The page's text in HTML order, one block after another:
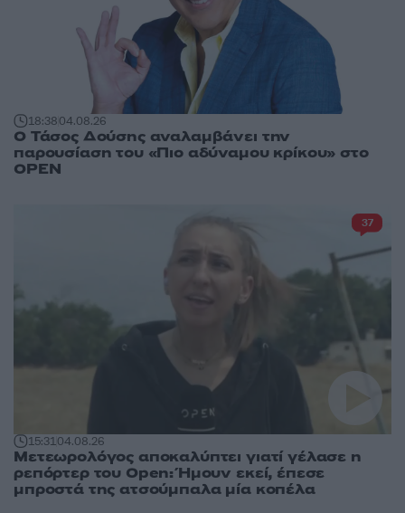
18:3804.08.26
Ο Τάσος Δούσης αναλαμβάνει την
παρουσίαση του «Πιο αδύναμου κρίκου» στο
OPEN
15:3104.08.26
Μετεωρολόγος αποκαλύπτει γιατί γέλασε η
ρεπόρτερ του Open: Ήμουν εκεί, έπεσε
μπροστά της ατσούμπαλα μία κοπέλα
37